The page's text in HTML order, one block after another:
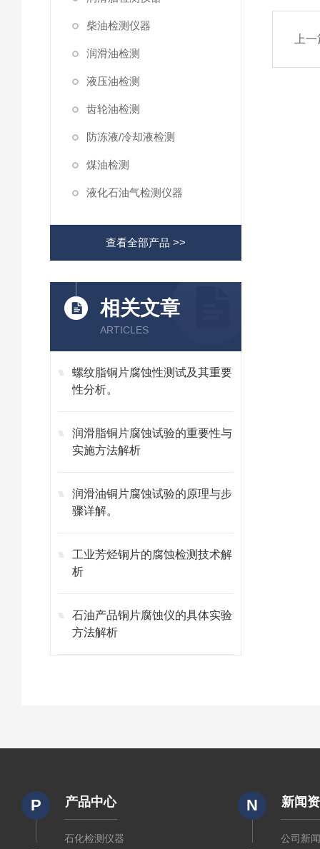
柴油检测仪器
润滑油检测
液压油检测
齿轮油检测
防冻液/冷却液检测
煤油检测
液化石油气检测仪器
查看全部产品 >>
相关文章
ARTICLES
螺纹脂铜片腐蚀性测试及其重要
性分析。
润滑脂铜片腐蚀试验的重要性与
实施方法解析
润滑油铜片腐蚀试验的原理与步
骤详解。
工业芳烃铜片的腐蚀检测技术解
析
石油产品铜片腐蚀仪的具体实验
方法解析
上
P 产品中心
石化检测仪器
N 新闻
公司新